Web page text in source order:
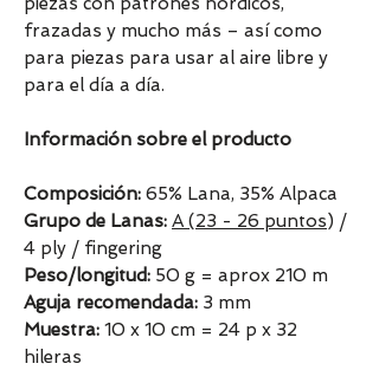
frazadas y mucho más – así como
para piezas para usar al aire libre y
para el día a día.
Información sobre el producto
Composición: 65% Lana, 35% Alpaca
Grupo de Lanas: A (23 - 26 puntos) /
4 ply / fingering
Peso/longitud: 50 g = aprox 210 m
Aguja recomendada: 3 mm
Muestra: 10 x 10 cm = 24 p x 32
hileras